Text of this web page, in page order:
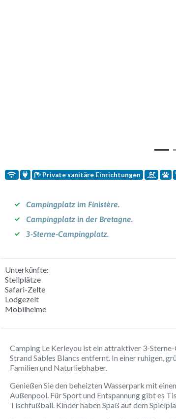
Private sanitäre Einrichtungen
Campingplatz im Finistère.
Campingplatz in der Bretagne.
3-Sterne-Campingplatz.
Unterkünfte:
Stellplätze
Safari-Zelte
Lodgezelt
Mobilheime
Camping Le Kerleyou ist ein attraktiver 3-
Strand Sables Blancs entfernt. In einer ruhigen,
Familien und Naturliebhaber.
Genießen Sie den beheizten Wasserpark mit
Außenpool. Für Sport und Entspannung gibt es
Tischfußball. Kinder haben Spaß auf dem